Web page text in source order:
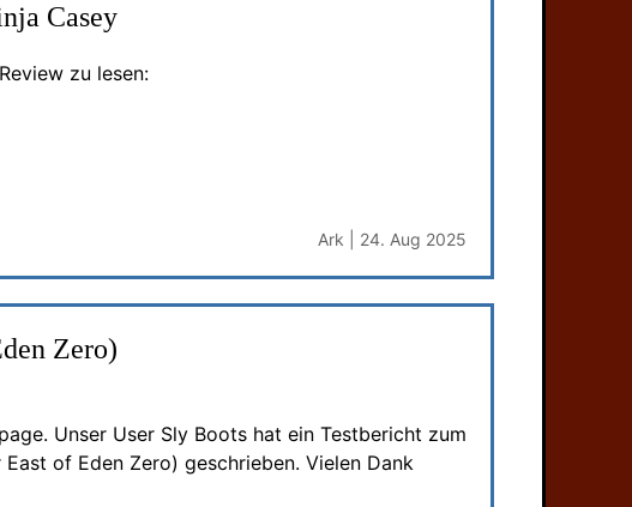
Casey
zu lesen:
Ark | 24. Aug 2025
Zero)
Unser User Sly Boots hat ein Testbericht zum
of Eden Zero) geschrieben. Vielen Dank